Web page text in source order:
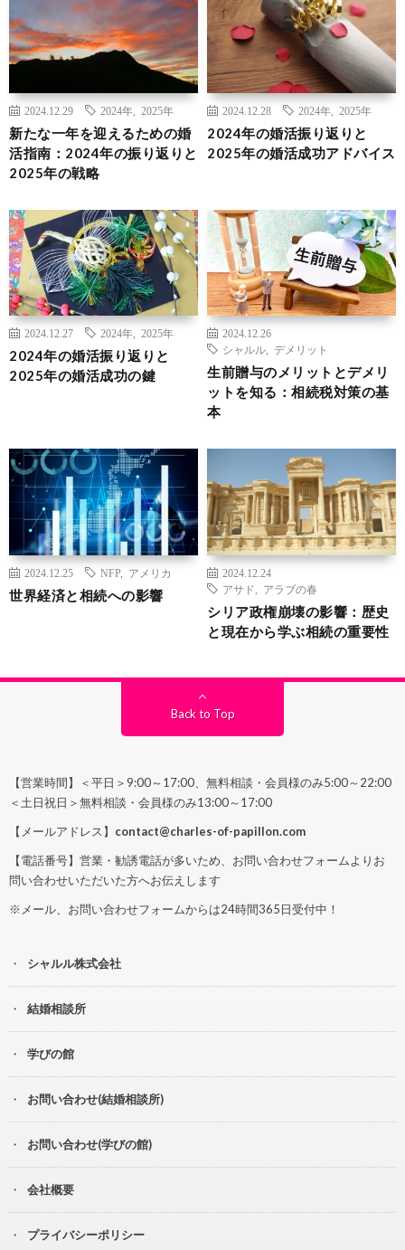
2024.12.29 2024年 2025年
新たな一年を迎えるための婚
活指南：2024年の振り返りと
2025年の戦略
2024.12.28 2024年 2025年
2024年の婚活振り返りと
2025年の婚活成功アドバイス
2024.12.27 2024年 2025年
2024年の婚活振り返りと
2025年の婚活成功の鍵
2024.12.26
シャルル
デメリット
生前贈与のメリットとデメリ
ットを知る：相続税対策の基
本
2024.12.25 NFP アメリカ
世界経済と相続への影響
2024.12.24
アサド
アラブの春
シリア政権崩壊の影響：歴史
と現在から学ぶ相続の重要性
Back to Top
【営業時間】＜平日＞9:00～17:00、無料相談・会員様のみ5:00～22:00
＜土日祝日＞無料相談・会員様のみ13:00～17:00
【メールアドレス】 contact@charles-of-papillon.com
【電話番号】営業・勧誘電話が多いため、お問い合わせフォームよりお
問い合わせいただいた方へお伝えします
※メール、お問い合わせフォームからは24時間365日受付中！
シャルル株式会社
結婚相談所
学びの館
お問い合わせ(結婚相談所)
お問い合わせ(学びの館)
会社概要
プライバシーポリシー